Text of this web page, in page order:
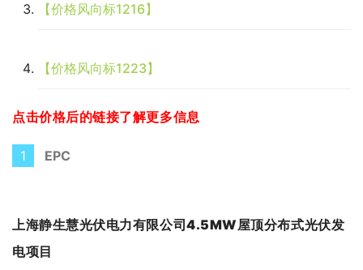
【价格风向标1216】
【价格风向标1223】
点击价格后的链接了解更多信息
1 EPC
上海静生慧光伏电力有限公司4.5MW屋顶分布式光伏发
电项目